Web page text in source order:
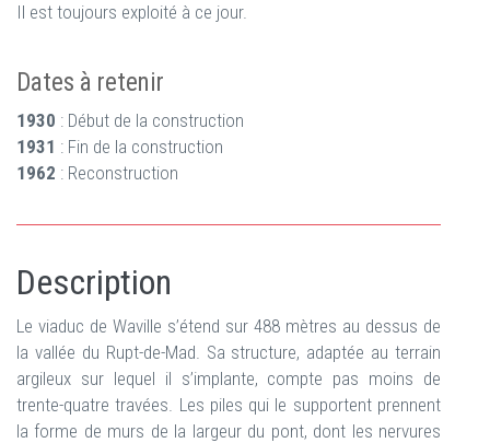
Il est toujours exploité à ce jour.
Dates à retenir
1930 : Début de la construction
1931 : Fin de la construction
1962 : Reconstruction
Description
Le viaduc de Waville s’étend sur 488 mètres au dessus de
la vallée du Rupt-de-Mad. Sa structure, adaptée au terrain
argileux sur lequel il s’implante, compte pas moins de
trente-quatre travées. Les piles qui le supportent prennent
la forme de murs de la largeur du pont, dont les nervures